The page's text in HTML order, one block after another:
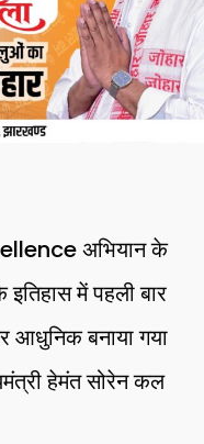
अभियान के
में पहली बार
आधुनिक बनाया गया
हेमंत सोरेन कल